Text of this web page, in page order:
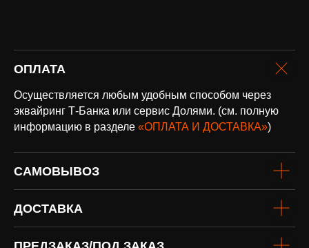
ОПЛАТА
Осуществляется любым удобным способом через
эквайринг Т-Банка или сервис Долями. (см. полную
информацию в разделе «ОПЛАТА И ДОСТАВКА»)
САМОВЫВОЗ
ДОСТАВКА
оплата и
доставка
Подробнее
Доставка по всей России и странам